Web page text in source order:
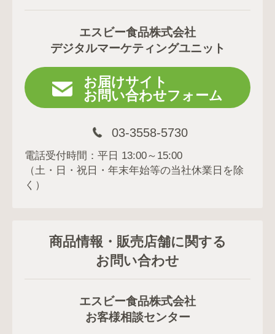
エスビー食品株式会社
デジタルマーケティングユニット
お届けサイト
お問い合わせフォーム
03-3558-5730
電話受付時間：平日 13:00～15:00
（土・日・祝日・年末年始等の当社休業日を除
く）
商品情報・販売店舗に関する
お問い合わせ
エスビー食品株式会社
お客様相談センター